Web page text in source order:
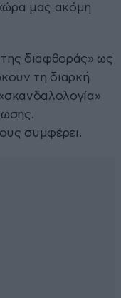
μας ακόμη
διαφθοράς» ως
τη διαρκή
συμφέρει.